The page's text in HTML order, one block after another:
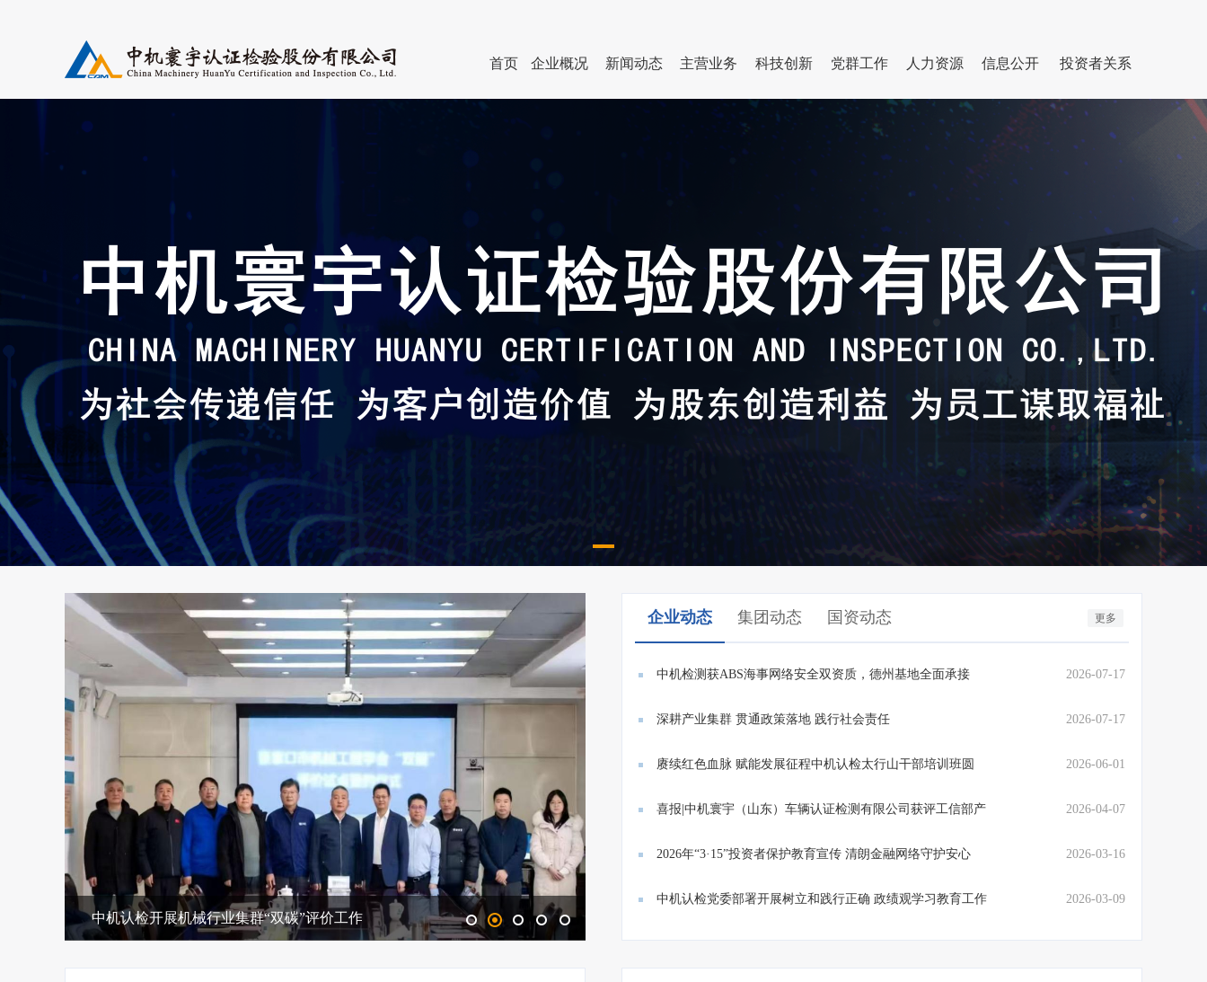
首页 企业概况
管理团队
新闻动态
集团动态
通知公告
主营业务
行业服务 认证服务
科技创新
科研平台 行业工作
成果奖励 国际合作
党群工作
党建活动 群团园地
学习教育
学习二十大精
人力资源
人才队伍 专家队伍
信息公开
企业基本信息 履行社会责任
员工招聘信息 招标采购信息
其他公开信息
投资者关系
认检创新故事|守护数字疆域，铸就智能网联安全防线
企业动态 集团动态 国资动态 更多
中机检测获ABS海事网络安全双资质，德州基地全面承接
E26/E27...
2026-07-17
深耕产业集群 贯通政策落地 践行社会责任 2026-07-17
赓续红色血脉 赋能发展征程中机认检太行山干部培训班圆
满...
2026-06-01
喜报|中机寰宇（山东）车辆认证检测有限公司获评工信部产
业技...
2026-04-07
2026年“3·15”投资者保护教育宣传 清朗金融网络守护安心
投...
2026-03-16
中机认检党委部署开展树立和践行正确 政绩观学习教育工作 2026-03-09